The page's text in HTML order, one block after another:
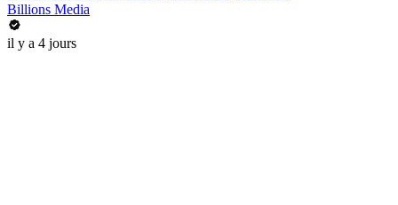
Billions Media
il y a 4 jours